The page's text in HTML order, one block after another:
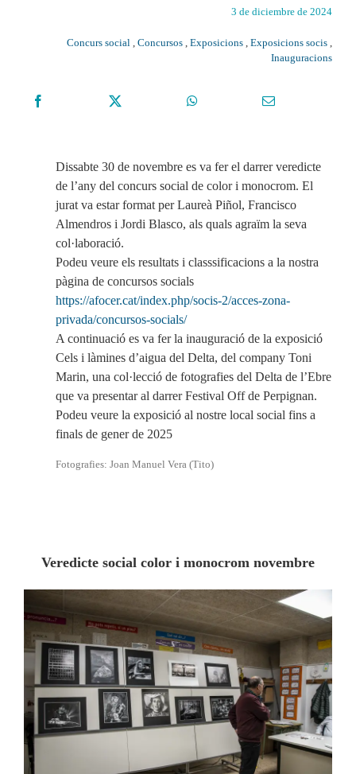
3 de diciembre de 2024
Concurs social ,Concursos ,Exposicions ,Exposicions socis
Inauguracions
Dissabte 30 de novembre es va fer el darrer veredicte
de l’any del concurs social de color i monocrom. El
jurat va estar format per Laureà Piñol, Francisco
Almendros i Jordi Blasco, als quals agraïm la seva
col·laboració.
Podeu veure els resultats i classsificacions a la nostra
pàgina de concursos socials
https://afocer.cat/index.php/socis-2/acces-zona-
privada/concursos-socials/
A continuació es va fer la inauguració de la exposició
Cels i làmines d’aigua del Delta, del company Toni
Marin, una col·lecció de fotografies del Delta de l’Ebre
que va presentar al darrer Festival Off de Perpignan.
Podeu veure la exposició al nostre local social fins a
finals de gener de 2025
Fotografies: Joan Manuel Vera (Tito)
Veredicte social color i monocrom novembre